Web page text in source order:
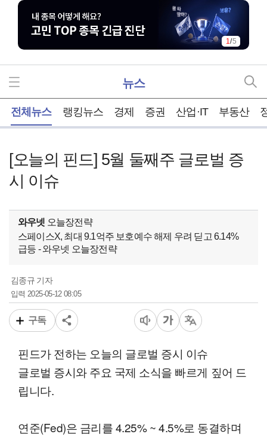
1/5
뉴스
전체뉴스 랭킹뉴스 경제 증권 산업·IT 부동산
[오늘의 핀드] 5월 둘째주 글로벌 증
시 이슈
와우넷 오늘장전략
스페이스X, 최대 9.1억주 보호예수 해제 우려 딛고 6.14%
급등 - 와우넷 오늘장전략
김종규 기자
입력2025-05-12 08:05
구독
핀드가 전하는 오늘의 글로벌 증시 이슈
글로벌 증시와 주요 국제 소식을 빠르게 짚어 드
립니다.
연준(Fed)은 금리를 4.25% ~ 4.5%로 동결하며